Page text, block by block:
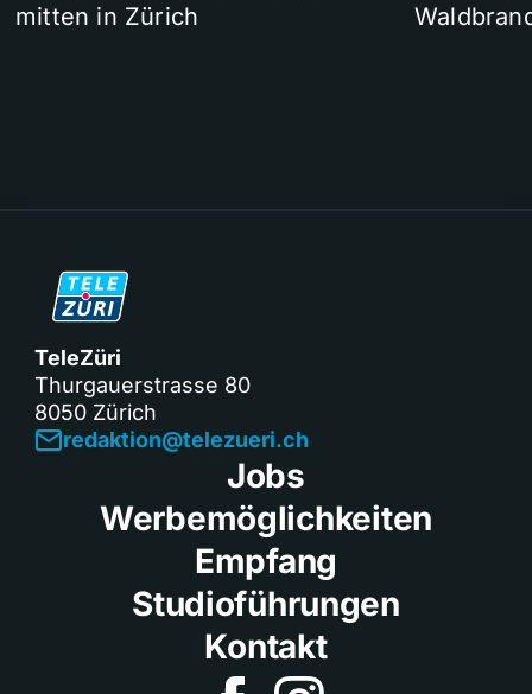
mitten in Zürich
TeleZüri
Thurgauerstrasse 80
8050 Zürich
redaktion@telezueri.ch
Jobs
Werbemöglichkeiten
Empfang
Studioführungen
Kontakt